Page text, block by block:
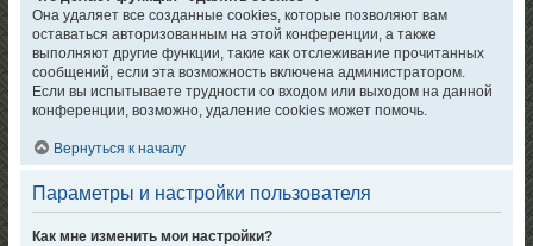
Она удаляет все созданные cookies, которые позволяют вам
оставаться авторизованным на этой конференции, а также
выполняют другие функции, такие как отслеживание прочитанных
сообщений, если эта возможность включена администратором.
Если вы испытываете трудности со входом или выходом на данной
конференции, возможно, удаление cookies может помочь.
Вернуться к началу
Параметры и настройки пользователя
Как мне изменить мои настройки?